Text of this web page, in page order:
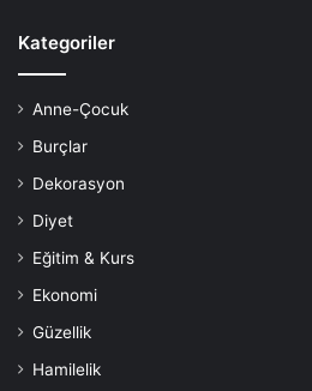
Kategoriler
Anne-Çocuk
Burçlar
Dekorasyon
Diyet
Eğitim & Kurs
Ekonomi
Güzellik
Hamilelik